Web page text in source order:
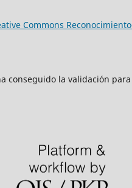
Commons
conseguido la validación